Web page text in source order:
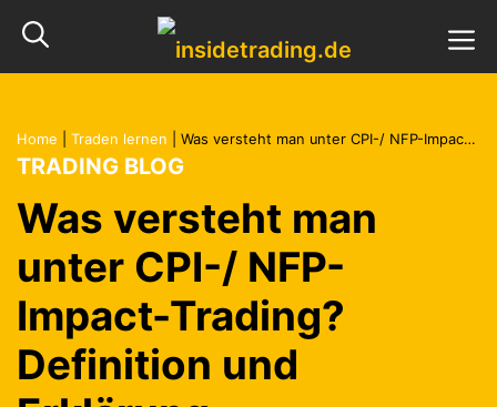
Inhalt
springen
Home Traden lernen Was versteht man unter CPI-/ NFP-Impact-Trading? Definition und Erklärung
TRADING BLOG
Was versteht man
unter CPI-/ NFP-
Impact-Trading?
Definition und